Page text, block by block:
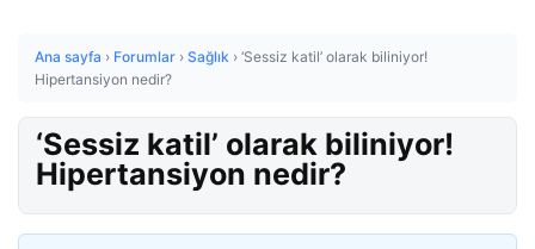
Ana sayfa › Forumlar › Sağlık › ‘Sessiz katil’ olarak biliniyor!
Hipertansiyon nedir?
‘Sessiz katil’ olarak biliniyor!
Hipertansiyon nedir?